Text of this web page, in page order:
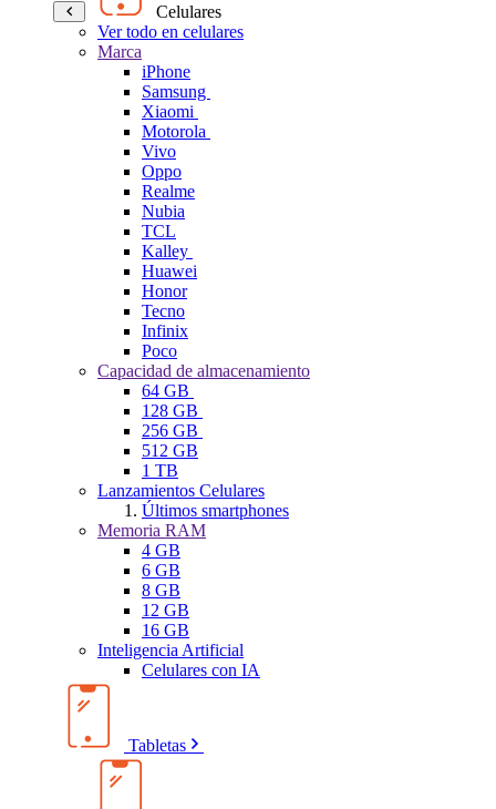
Celulares
Ver todo en celulares
Marca
iPhone
Samsung
Xiaomi
Motorola
Vivo
Oppo
Realme
Nubia
TCL
Kalley
Huawei
Honor
Tecno
Infinix
Poco
Capacidad de almacenamiento
64 GB
128 GB
256 GB
512 GB
1 TB
Lanzamientos Celulares
Últimos smartphones
Memoria RAM
4 GB
6 GB
8 GB
12 GB
16 GB
Inteligencia Artificial
Celulares con IA
Tabletas